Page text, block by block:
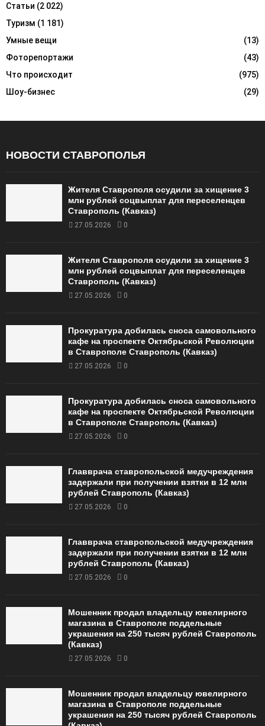
Статьи (2 022)
Туризм (1 181)
Умные вещи
(13)
Фоторепортажи
(43)
Что происходит
(975)
Шоу-бизнес
(29)
НОВОСТИ СТАВРОПОЛЬЯ
Жителя Ставрополя осудили за хищение 3
млн рублей соцвыплат для переселенцев
Ставрополь (Кавказ)
27.05.2026 0
Жителя Ставрополя осудили за хищение 3
млн рублей соцвыплат для переселенцев
Ставрополь (Кавказ)
27.05.2026 0
Прокуратура добилась сноса самовольного
кафе на проспекте Октябрьской Революции
в Ставрополе Ставрополь (Кавказ)
27.05.2026 0
Прокуратура добилась сноса самовольного
кафе на проспекте Октябрьской Революции
в Ставрополе Ставрополь (Кавказ)
27.05.2026 0
Главврача ставропольской медучреждения
задержали при получении взятки в 12 млн
рублей Ставрополь (Кавказ)
27.05.2026 0
Главврача ставропольской медучреждения
задержали при получении взятки в 12 млн
рублей Ставрополь (Кавказ)
27.05.2026 0
Мошенник продал владельцу ювелирного
магазина в Ставрополе поддельные
украшения на 250 тысяч рублей Ставрополь
(Кавказ)
27.05.2026 0
Мошенник продал владельцу ювелирного
магазина в Ставрополе поддельные
украшения на 250 тысяч рублей Ставрополь